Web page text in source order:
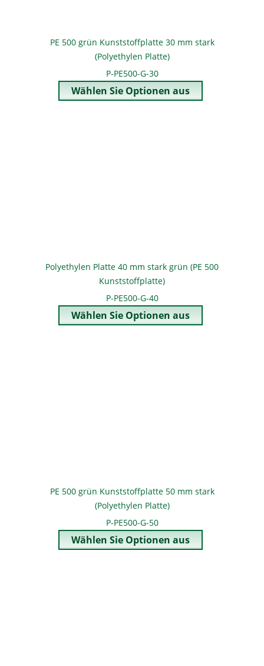
PE 500 grün Kunststoffplatte 30 mm stark
(Polyethylen Platte)
P-PE500-G-30
Polyethylen Platte 40 mm stark grün (PE 500
Kunststoffplatte)
P-PE500-G-40
PE 500 grün Kunststoffplatte 50 mm stark
(Polyethylen Platte)
P-PE500-G-50